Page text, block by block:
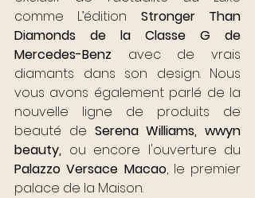
comme L’édition Stronger Than
Diamonds de la Classe G de
Mercedes-Benz avec de vrais
diamants dans son design. Nous
vous avons également parlé de la
nouvelle ligne de produits de
beauté de Serena Williams, wwyn
beauty,
Palazzo Versace Macao, le premier
palace de la Maison.